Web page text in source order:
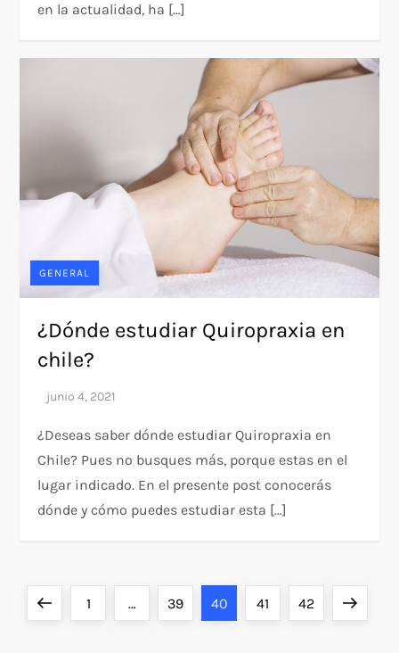
en la actualidad, ha […]
GENERAL
¿Dónde estudiar Quiropraxia en
chile?
¿Deseas saber dónde estudiar Quiropraxia en
Chile? Pues no busques más, porque estas en el
lugar indicado. En el presente post conocerás
dónde y cómo puedes estudiar esta […]
PreviousPage
1 … Page
39 Page
40 Page
41 Page
42 Next